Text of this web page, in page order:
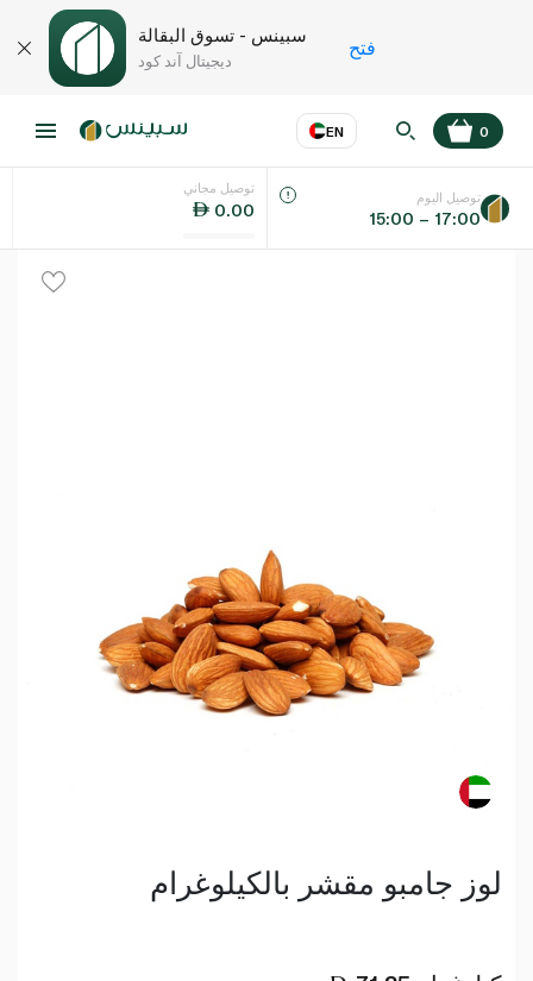
سبينس - تسوق البقالة
ديجيتال آند كود
فتح
EN
اللغة عر
0
توصيل مجاني
0.00
توصيل اليوم
15:00 – 17:00
لوز جامبو مقشر بالكيلوغرام